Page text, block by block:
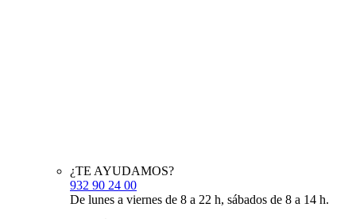
¿TE AYUDAMOS?
932 90 24 00
De lunes a viernes de 8 a 22 h, sábados de 8 a 14 h.